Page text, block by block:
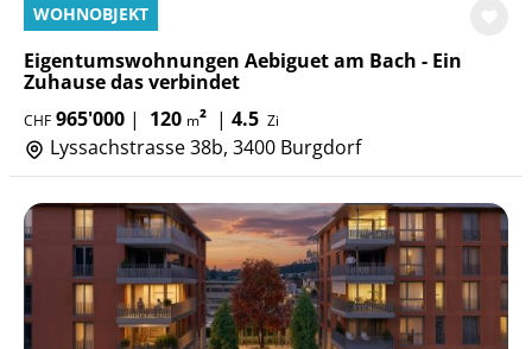
WOHNOBJEKT
Eigentumswohnungen Aebiguet am Bach - Ein
Zuhause das verbindet
CHF 965'000 | 120 m² | 4.5 Zi
Lyssachstrasse 38b, 3400 Burgdorf